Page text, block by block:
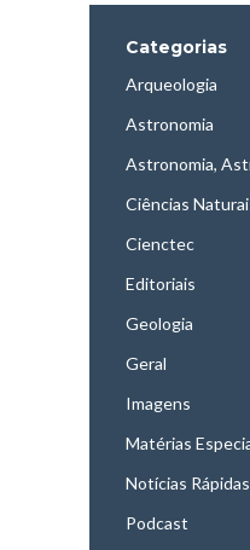
Categorias
Arqueologia
Astronomia
Astronomia,
Ciências
Cienctec
Editoriais
Geologia
Geral
Imagens
Matérias
Notícias Rápidas
Podcast